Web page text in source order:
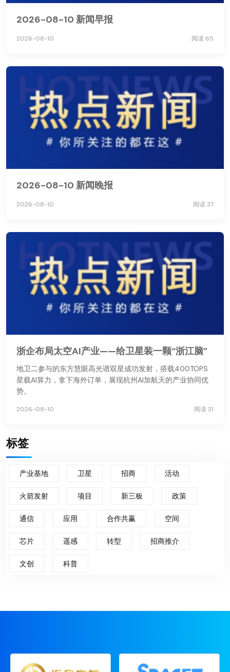
2026-08-10 新闻早报
2026-08-10 阅读 65
2026-08-10 新闻晚报
2026-08-10 阅读 37
浙企布局太空AI产业——给卫星装一颗“浙江脑”
地卫二参与的东方慧眼高光谱双星成功发射，搭载400TOPS
星载AI算力，拿下海外订单，展现杭州AI加航天的产业协同优
势。
2026-08-10 阅读 31
标签
产业基地 卫星 招商 活动
火箭发射 项目 新三板 政策
通信 应用 合作共赢 空间
芯片 遥感 转型 招商推介
文创 科普